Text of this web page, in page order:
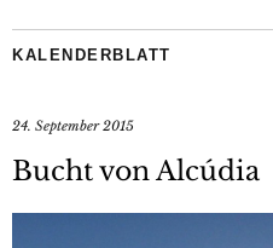
KALENDERBLATT
24. September 2015
Bucht von Alcúdia